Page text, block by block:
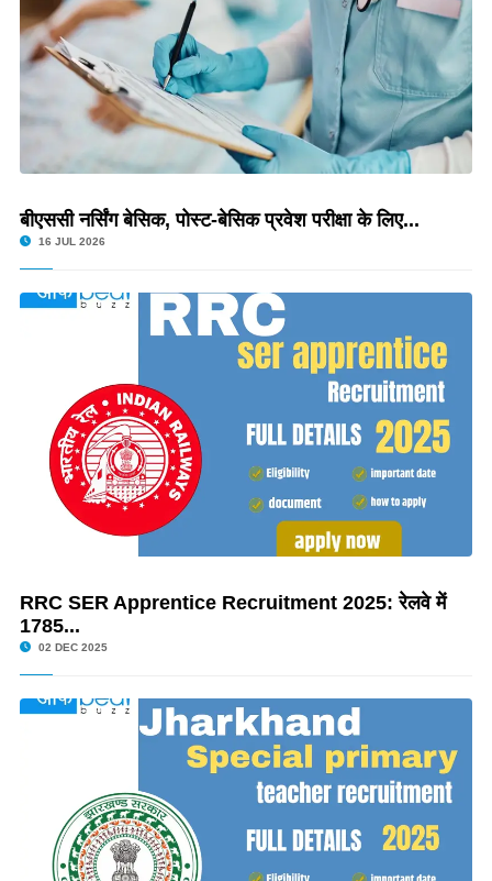
बीएससी नर्सिंग बेसिक, पोस्ट-बेसिक प्रवेश परीक्षा के लिए...
16 JUL 2026
RRC SER Apprentice Recruitment 2025: रेलवे में
1785...
02 DEC 2025